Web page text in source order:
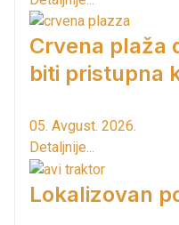
Crvena plaža
biti pristupna
05. Avgust. 2026.
Detaljnije...
Lokalizovan